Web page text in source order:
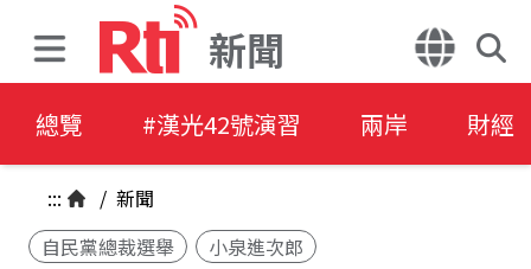
新聞
總覽 #漢光42號演習 兩岸 財經
::: / 新聞
自民黨總裁選舉
小泉進次郎